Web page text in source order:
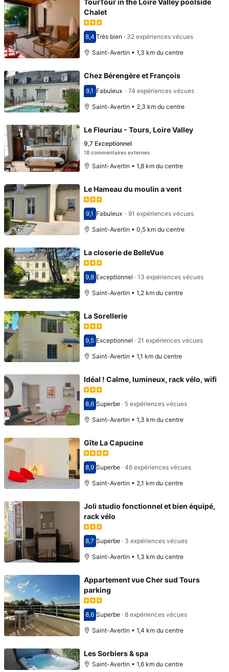
TourTour in the Loire Valley poolside
Chalet
Avec une note de 8,4
8,4 Très bien · 32 expériences vécues
Saint-Avertin • 1,3 km du centre
Chez Bérengère et François
Avec une note de 9,1
9,1 Fabuleux · 74 expériences vécues
Saint-Avertin • 2,3 km du centre
Le Fleuriau - Tours, Loire Valley
9,7 Exceptionnel
18 commentaires externes
Saint-Avertin • 1,8 km du centre
Le Hameau du moulin a vent
Avec une note de 9,1
9,1 Fabuleux · 91 expériences vécues
Saint-Avertin • 0,5 km du centre
La closerie de BelleVue
Avec une note de 9,8
9,8 Exceptionnel · 13 expériences vécues
Saint-Avertin • 1,2 km du centre
La Sorellerie
Avec une note de 9,5
9,5 Exceptionnel · 21 expériences vécues
Saint-Avertin • 1,1 km du centre
Idéal ! Calme, lumineux, rack vélo, wifi
Avec une note de 8,6
8,6 Superbe· 5 expériences vécues
Saint-Avertin • 1,3 km du centre
Gîte La Capucine
Avec une note de 8,9
8,9 Superbe· 46 expériences vécues
Saint-Avertin • 2,1 km du centre
Joli studio fonctionnel et bien équipé,
rack vélo
Avec une note de 8,7
8,7 Superbe· 3 expériences vécues
Saint-Avertin • 1,3 km du centre
Appartement vue Cher sud Tours
parking
Avec une note de 8,6
8,6 Superbe· 8 expériences vécues
Saint-Avertin • 1,4 km du centre
Les Sorbiers & spa
Saint-Avertin • 1,6 km du centre